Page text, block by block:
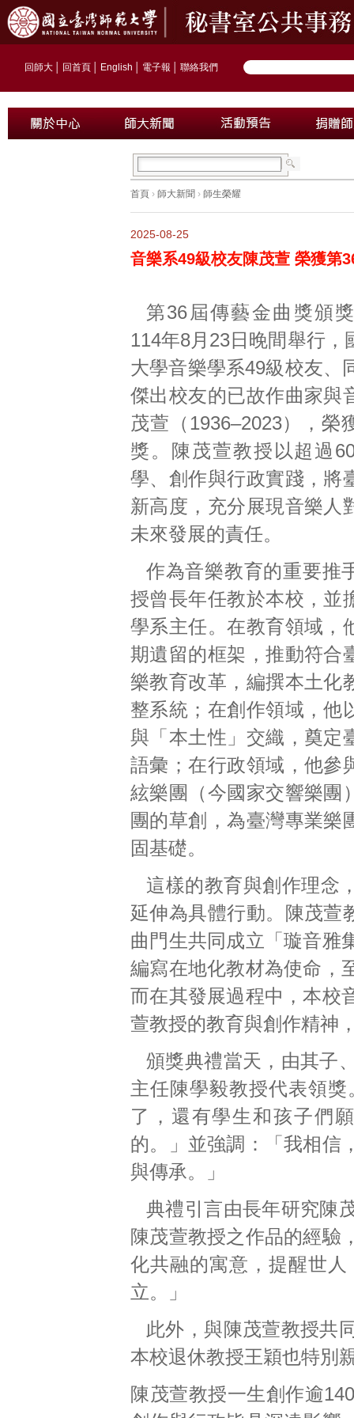
回師大 回首頁 English 電子報 聯絡我們
首頁 › 師大新聞 › 師生榮耀
2025-08-25
音樂系49級校友陳茂萱 榮獲第
第36屆傳藝金曲獎頒
114年8月23日晚間舉行，
大學音樂學系49級校友、
傑出校友的已故作曲家與
茂萱（1936–2023），榮
獎。陳茂萱教授以超過
學、創作與行政實踐，將
新高度，充分展現音樂人
未來發展的責任。
作為音樂教育的重要推
授曾長年任教於本校，並
學系主任。在教育領域，
期遺留的框架，推動符合
樂教育改革，編撰本土化
整系統；在創作領域，他
與「本土性」交織，奠定
語彙；在行政領域，他參
絃樂團（今國家交響樂團
團的草創，為臺灣專業樂
固基礎。
這樣的教育與創作理念
延伸為具體行動。陳茂萱
曲門生共同成立「璇音雅
編寫在地化教材為使命，
而在其發展過程中，本校
萱教授的教育與創作精神
頒獎典禮當天，由其子
主任陳學毅教授代表領
了，還有學生和孩子們
的。」並強調：「我相信
與傳承。」
典禮引言由長年研究陳
陳茂萱教授之作品的經驗
化共融的寓意，提醒世
立。」
此外，與陳茂萱教授共
本校退休教授王穎也特別
陳茂萱教授一生創作逾